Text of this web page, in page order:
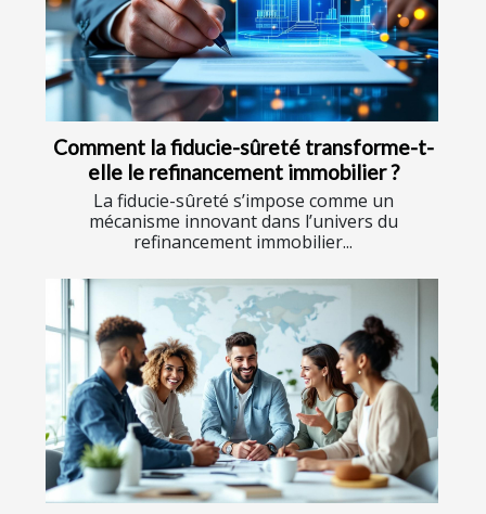
Comment la fiducie-sûreté transforme-t-
elle le refinancement immobilier ?
La fiducie-sûreté s’impose comme un
mécanisme innovant dans l’univers du
refinancement immobilier...